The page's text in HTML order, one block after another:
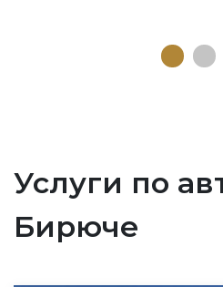
Услуги по
Бирюче